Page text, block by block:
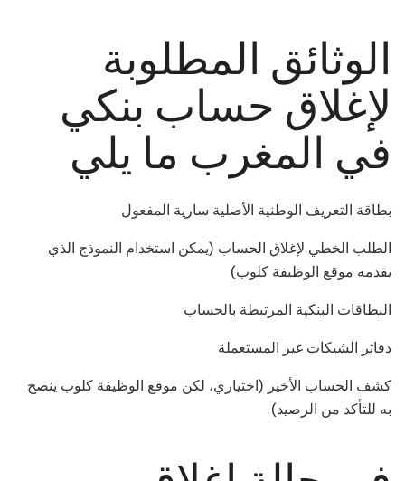
الوثائق المطلوبة
لإغلاق حساب بنكي
في المغرب ما يلي
بطاقة التعريف الوطنية الأصلية سارية المفعول
الطلب الخطي لإغلاق الحساب (يمكن استخدام النموذج الذي
يقدمه موقع الوظيفة كلوب)
البطاقات البنكية المرتبطة بالحساب
دفاتر الشيكات غير المستعملة
كشف الحساب الأخير (اختياري، لكن موقع الوظيفة كلوب ينصح
به للتأكد من الرصيد)